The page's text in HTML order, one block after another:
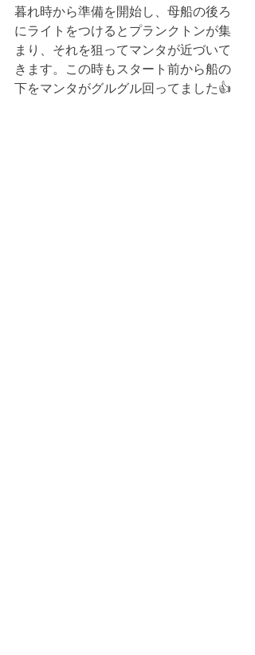
暮れ時から準備を開始し、母船の後ろ
にライトをつけるとプランクトンが集
まり、それを狙ってマンタが近づいて
きます。この時もスタート前から船の
下をマンタがグルグル回ってました👍